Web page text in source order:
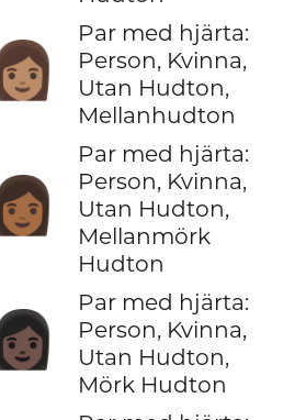
Par med hjärta:
Person, Kvinna,
Utan Hudton,
Mellanhudton
Par med hjärta:
Person, Kvinna,
Utan Hudton,
Mellanmörk
Hudton
Par med hjärta:
Person, Kvinna,
Utan Hudton,
Mörk Hudton